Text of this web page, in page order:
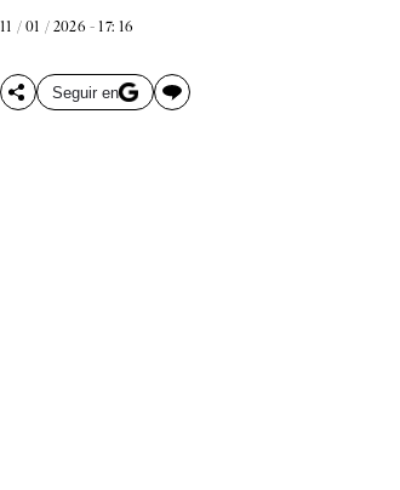
11 / 01 / 2026 - 17: 16
Seguir en